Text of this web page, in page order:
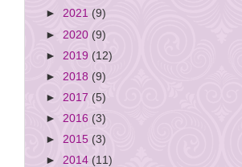
► 2021 (9)
► 2020 (9)
► 2019 (12)
► 2018 (9)
► 2017 (5)
► 2016 (3)
► 2015 (3)
► 2014 (11)